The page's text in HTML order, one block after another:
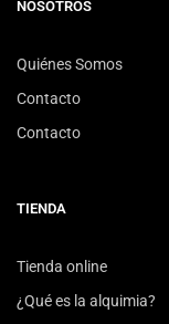
NOSOTROS
Quiénes Somos
Contacto
Contacto
TIENDA
Tienda online
¿Qué es la alquimia?